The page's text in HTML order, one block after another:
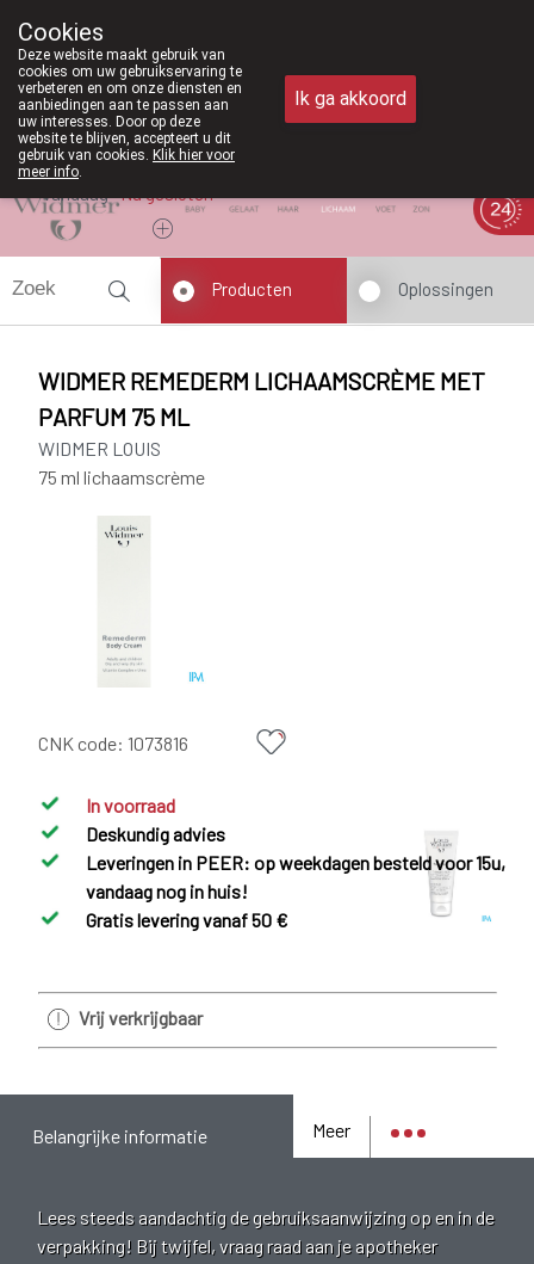
011/610300
Vandaag Nugesloten
Producten Oplossingen
WIDMER REMEDERM LICHAAMSCRÈME MET
PARFUM 75 ML
WIDMER LOUIS
75 ml lichaamscrème
CNK code: 1073816
In voorraad
Deskundig advies
Leveringen in PEER: op weekdagen besteld voor 15u,
vandaag nog in huis!
Gratis levering vanaf 50 €
Vrij verkrijgbaar
Meer
Belangrijke informatie
Lees steeds aandachtig de gebruiksaanwijzing op en in de
verpakking! Bij twijfel, vraag raad aan je apotheker
Cookies
Deze website maakt gebruik van
cookies om uw gebruikservaring te
verbeteren en om onze diensten en
aanbiedingen aan te passen aan
uw interesses. Door op deze
website te blijven, accepteert u dit
gebruik van cookies. Klik hier voor
meer info.
Ik ga akkoord